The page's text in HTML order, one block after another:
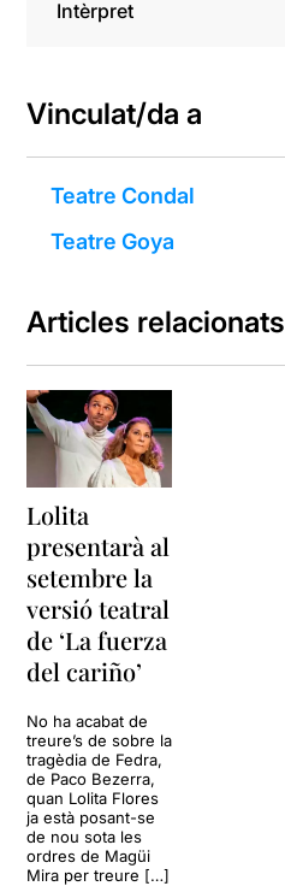
Intèrpret
Vinculat/da a
Teatre Condal
Teatre Goya
Articles relacionats
Lolita
presentarà al
setembre la
versió teatral
de ‘La fuerza
del cariño’
No ha acabat de
treure’s de sobre la
tragèdia de Fedra,
de Paco Bezerra,
quan Lolita Flores
ja està posant-se
de nou sota les
ordres de Magüi
Mira per treure […]